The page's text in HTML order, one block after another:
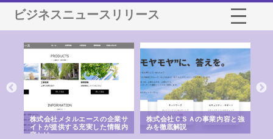
ビジネスニュースリリース
株式会社メタルエースの企業サ
イトが提供する充実した情報内
容とは
株式会社ＣＳＡの事業内容と強
みを徹底解説